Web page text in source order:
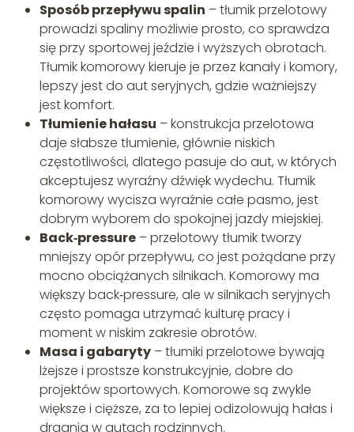
Sposób przepływu spalin – tłumik przelotowy
prowadzi spaliny możliwie prosto, co sprawdza
się przy sportowej jeździe i wyższych obrotach.
Tłumik komorowy kieruje je przez kanały i komory,
lepszy jest do aut seryjnych, gdzie ważniejszy
jest komfort.
Tłumienie hałasu – konstrukcja przelotowa
daje słabsze tłumienie, głównie niskich
częstotliwości, dlatego pasuje do aut, w których
akceptujesz wyraźny dźwięk wydechu. Tłumik
komorowy wycisza wyraźnie całe pasmo, jest
dobrym wyborem do spokojnej jazdy miejskiej.
Back‑pressure– przelotowy tłumik tworzy
mniejszy opór przepływu, co jest pożądane przy
mocno obciążanych silnikach. Komorowy ma
większy back‑pressure, ale w silnikach seryjnych
często pomaga utrzymać kulturę pracy i
moment w niskim zakresie obrotów.
Masa i gabaryty– tłumiki przelotowe bywają
lżejsze i prostsze konstrukcyjnie, dobre do
projektów sportowych. Komorowe są zwykle
większe i cięższe, za to lepiej odizolowują hałas i
drgania w autach rodzinnych.